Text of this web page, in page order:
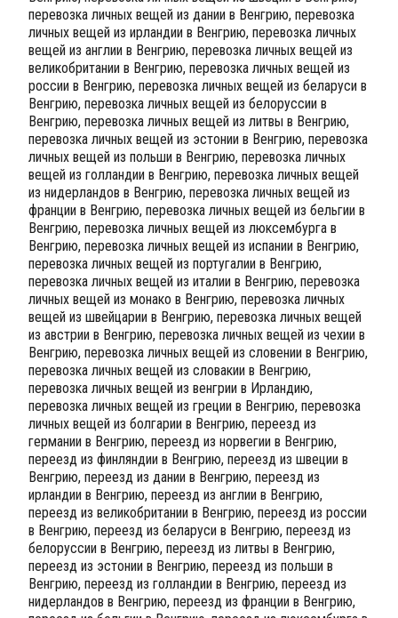
перевозка личных вещей из дании в Венгрию, перевозка
личных вещей из ирландии в Венгрию, перевозка личных
вещей из англии в Венгрию, перевозка личных вещей из
великобритании в Венгрию, перевозка личных вещей из
россии в Венгрию, перевозка личных вещей из беларуси в
Венгрию, перевозка личных вещей из белоруссии в
Венгрию, перевозка личных вещей из литвы в Венгрию,
перевозка личных вещей из эстонии в Венгрию, перевозка
личных вещей из польши в Венгрию, перевозка личных
вещей из голландии в Венгрию, перевозка личных вещей
из нидерландов в Венгрию, перевозка личных вещей из
франции в Венгрию, перевозка личных вещей из бельгии в
Венгрию, перевозка личных вещей из люксембурга в
Венгрию, перевозка личных вещей из испании в Венгрию,
перевозка личных вещей из португалии в Венгрию,
перевозка личных вещей из италии в Венгрию, перевозка
личных вещей из монако в Венгрию, перевозка личных
вещей из швейцарии в Венгрию, перевозка личных вещей
из австрии в Венгрию, перевозка личных вещей из чехии в
Венгрию, перевозка личных вещей из словении в Венгрию,
перевозка личных вещей из словакии в Венгрию,
перевозка личных вещей из венгрии в Ирландию,
перевозка личных вещей из греции в Венгрию, перевозка
личных вещей из болгарии в Венгрию, переезд из
германии в Венгрию, переезд из норвегии в Венгрию,
переезд из финляндии в Венгрию, переезд из швеции в
Венгрию, переезд из дании в Венгрию, переезд из
ирландии в Венгрию, переезд из англии в Венгрию,
переезд из великобритании в Венгрию, переезд из россии
в Венгрию, переезд из беларуси в Венгрию, переезд из
белоруссии в Венгрию, переезд из литвы в Венгрию,
переезд из эстонии в Венгрию, переезд из польши в
Венгрию, переезд из голландии в Венгрию, переезд из
нидерландов в Венгрию, переезд из франции в Венгрию,